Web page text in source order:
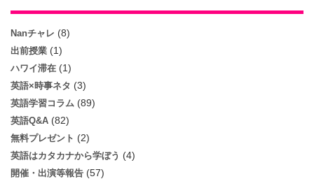
Nanチャレ (8)
出前授業 (1)
ハワイ滞在 (1)
英語×時事ネタ (3)
英語学習コラム (89)
英語Q&A (82)
無料プレゼント (2)
英語はカタカナから学ぼう (4)
開催・出演等報告 (57)